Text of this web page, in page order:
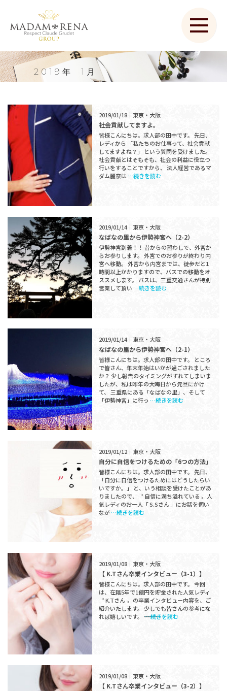
2019年 1月
2019/01/18｜東京・大阪
社会貢献してますよ。
皆様こんにちは。求人部の田中です。 先日、
レディから 「私たちのお仕事って、社会貢献
してますよね？」 という質問を受けました。
社会貢献とはそもそも、社会の利益に役立つ
行いをすることですから、 法人経営であるマ
ダム麗奈は…続きを読む
2019/01/14｜東京・大阪
なばなの里から伊勢神宮へ（2-2）
伊勢神宮到着！！ 昔からの習わしで、外宮か
らお参りします。 外宮でのお参りが終わり内
宮へ移動。 外宮から内宮までは、徒歩だと1
時間以上かかりますので、バスでの移動をオ
ススメします。 バスは、三重交通さんが特別
営業して頂い…続きを読む
2019/01/14｜東京・大阪
なばなの里から伊勢神宮へ（2-1）
皆様こんにちは。求人部の田中です。 ところ
で皆さん、年末年始はいかが過ごされました
か？ 少し報告のタイミングがずれてしまいま
したが、私は昨年の大晦日から元旦にかけ
て、 三重県にある「なばなの里」、そして
「伊勢神宮」に行っ …続きを読む
2019/01/12｜東京・大阪
自分に自信をつけるための「6つの方法」
皆様こんにちは。求人部の田中です。 先日、
「自分に自信をつけるためにはどうしたらい
いですか。」 と、いう相談を受けたことがあ
りましたので、〝 自信に満ち溢れている 〟人
気レディのお一人「 S.Sさん 」にお話を伺い
なが…続きを読む
2019/01/08｜東京・大阪
【 K.Tさん卒業インタビュー（3-1）】
皆様こんにちは。求人部の田中です。 今回
は、在籍5年で1億円を貯金された人気レディ
〝 K.Tさん 〟の卒業インタビュー内容を、ご
紹介いたします。 少しでも皆さんの参考にな
れば嬉しいです。 ―――――――――――――――…続きを読む
2019/01/08｜東京・大阪
【 K.Tさん卒業インタビュー（3-2）】